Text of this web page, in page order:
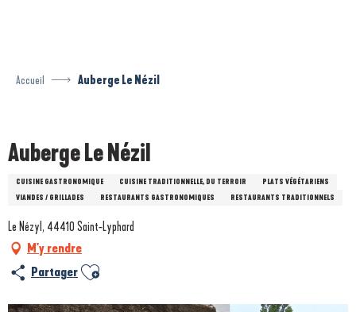
Accueil Auberge Le Nézil
Auberge Le Nézil
CUISINE GASTRONOMIQUE CUISINE TRADITIONNELLE, DU TERROIR
PLATS VÉGÉTARIENS
VIANDES / GRILLADES
RESTAURANTS GASTRONOMIQUES RESTAURANTS TRADITIONNELS
Le Nézyl, 44410 Saint-Lyphard
M'y rendre
Partager Ajouter aux favoris